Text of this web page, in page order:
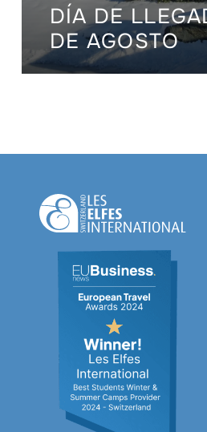
DÍA DE
DE AGOSTO